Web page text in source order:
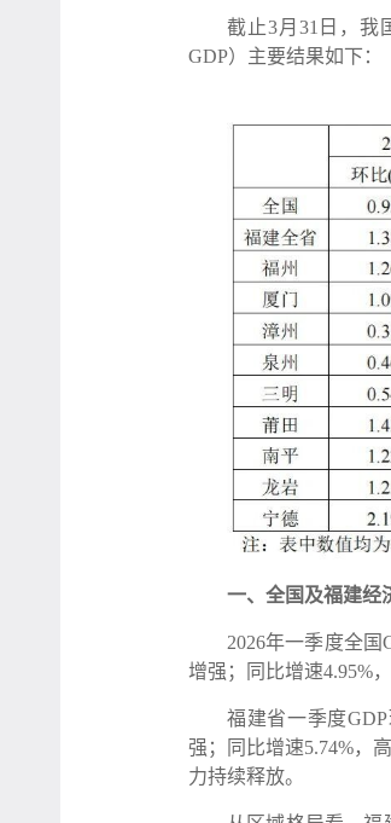
截止3月31日，我
GDP）主要结果如下：
一、全国及福建经
2026年一季度全国
增强；同比增速4.95%
福建省一季度
强；同比增速5.74%，
力持续释放。